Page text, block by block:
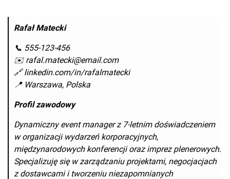
Rafał Matecki
📞 555-123-456
✉️ rafal.matecki@email.com
🔗 linkedin.com/in/rafalmatecki
📍 Warszawa, Polska
Profil zawodowy
Dynamiczny event manager z 7-letnim doświadczeniem
w organizacji wydarzeń korporacyjnych,
międzynarodowych konferencji oraz imprez plenerowych.
Specjalizuję się w zarządzaniu projektami, negocjacjach
z dostawcami i tworzeniu niezapomnianych